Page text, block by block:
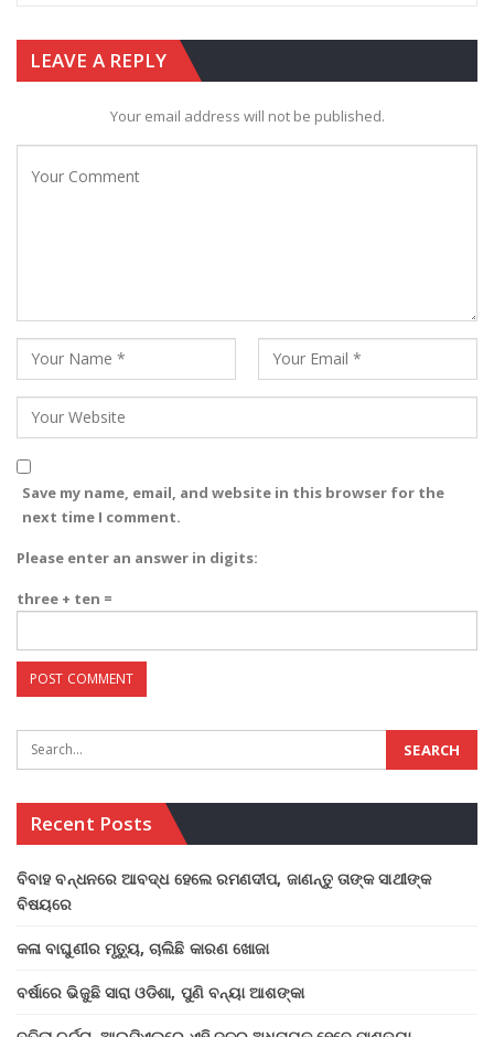
LEAVE A REPLY
Your email address will not be published.
Save my name, email, and website in this browser for the
next time I comment.
Please enter an answer in digits:
three + ten =
Recent Posts
ବିବାହ ବନ୍ଧନରେ ଆବଦ୍ଧ ହେଲେ ରମଣଦୀପ, ଜାଣନ୍ତୁ ତାଙ୍କ ସାଥୀଙ୍କ
ବିଷୟରେ
କଳା ବାଘୁଣୀର ମୃତ୍ୟୁ, ଚାଲିଛି କାରଣ ଖୋଜା
ବର୍ଷାରେ ଭିଜୁଛି ସାରା ଓଡିଶା, ପୁଣି ବନ୍ୟା ଆଶଙ୍କା